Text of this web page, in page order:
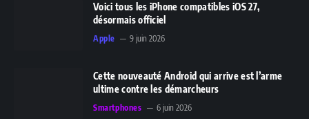
Voici tous les iPhone compatibles iOS 27,
désormais officiel
Apple 9 juin 2026
Cette nouveauté Android qui arrive est l’arme
ultime contre les démarcheurs
Smartphones 6 juin 2026